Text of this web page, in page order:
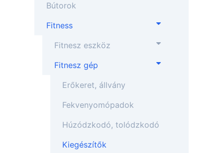
Bútorok
Fitness
Fitnesz eszköz
Fitnesz gép
Erőkeret, állvány
Fekvenyomópadok
Húzódzkodó, tolódzkodó
Kiegészítők